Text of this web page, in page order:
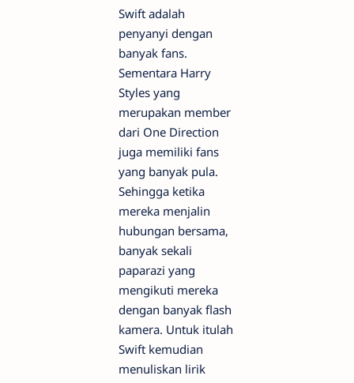
Swift adalah
penyanyi dengan
banyak fans.
Sementara Harry
Styles yang
merupakan member
dari One Direction
juga memiliki fans
yang banyak pula.
Sehingga ketika
mereka menjalin
hubungan bersama,
banyak sekali
paparazi yang
mengikuti mereka
dengan banyak flash
kamera. Untuk itulah
Swift kemudian
menuliskan lirik